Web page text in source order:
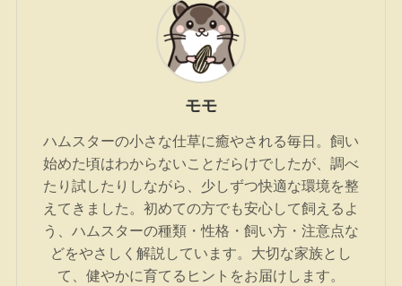
モモ
ハムスターの小さな仕草に癒やされる毎日。飼い
始めた頃はわからないことだらけでしたが、調べ
たり試したりしながら、少しずつ快適な環境を整
えてきました。初めての方でも安心して飼えるよ
う、ハムスターの種類・性格・飼い方・注意点な
どをやさしく解説しています。大切な家族とし
て、健やかに育てるヒントをお届けします。